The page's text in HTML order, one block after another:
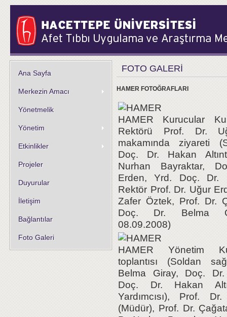
Ana Sayfa
Merkezin Amacı
Yönetmelik
Yönetim
Etkinlikler
Projeler
Duyurular
İletişim
Bağlantılar
Foto Galeri
FOTO GALERİ
HAMER FOTOĞRAFLARI
HAMER Kurucular
Rektörü Prof. Dr.
makamında ziyareti
Doç. Dr. Hakan
Nurhan Bayraktar,
Erden, Yrd. Doç. Dr.
Rektör Prof. Dr. Uğur
Zafer Öztek, Prof. Dr.
Doç. Dr. Belma
08.09.2008)
HAMER Yönetim
toplantısı (Soldan
Belma Giray, Doç.
Doç. Dr. Hakan
Yardımcısı), Prof.
(Müdür), Prof. Dr.